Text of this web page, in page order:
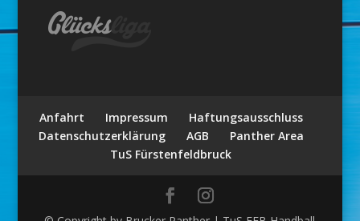
Anfahrt Impressum
Haftungsausschluss
Datenschutzerklärung
AGB
Panther Area
TuS Fürstenfeldbruck